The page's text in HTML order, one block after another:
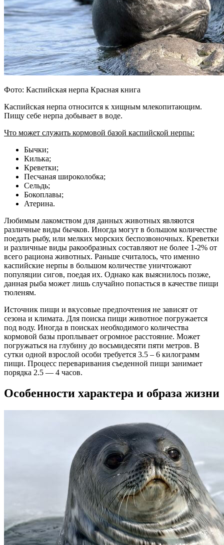
Фото: Каспийская нерпа Красная книга
Каспийская нерпа относится к хищным млекопитающим.
Пищу себе нерпа добывает в воде.
Что может служить кормовой базой каспийской нерпы:
Бычки;
Килька;
Креветки;
Песчаная широколобка;
Сельдь;
Бокоплавы;
Атерина.
Любимым лакомством для данных животных являются
различные виды бычков. Иногда могут в большом количестве
поедать рыбу, или мелких морских беспозвоночных. Креветки
и различные виды ракообразных составляют не более 1-2% от
всего рациона животных. Раньше считалось, что именно
каспийские нерпы в большом количестве уничтожают
популяции сигов, поедая их. Однако как выяснилось позже,
данная рыба может лишь случайно попасться в качестве пищи
тюленям.
Источник пищи и вкусовые предпочтения не зависят от
сезона и климата. Для поиска пищи животное погружается
под воду. Иногда в поисках необходимого количества
кормовой базы проплывает огромное расстояние. Может
погружаться на глубину до восьмидесяти пяти метров. В
сутки одной взрослой особи требуется 3.5 – 6 килограмм
пищи. Процесс переваривания съеденной пищи занимает
порядка 2.5 — 4 часов.
Особенности характера и образа жизни